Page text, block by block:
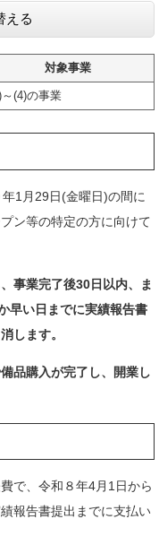
える
対象事業
～(4)の事業
1月29日(金曜日)の間に
ン等の特定の方に向けて
事業完了後30日以内、ま
早い日までに実績報告書
します。
品購入が完了し、開業し
で、令和８年4月1日から
報告書提出までに支払い